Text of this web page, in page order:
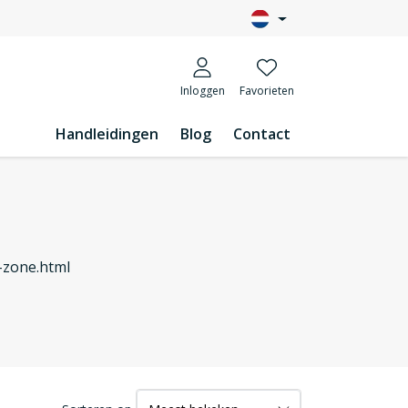
Inloggen Favorieten
Handleidingen Blog Contact